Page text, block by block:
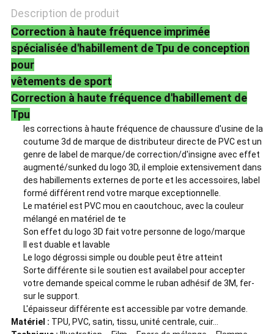
DE
CONFIDENTIALITÉ
Description de produit
Correction à haute fréquence imprimée
spécialisée d'habillement de Tpu de conception
pour
vêtements de sport
Correction à haute fréquence d'habillement de
Tpu
les corrections à haute fréquence de chaussure d'usine de la
coutume 3d de marque de distributeur directe de PVC est un
genre de label de marque/de correction/d'insigne avec effet
augmenté/sunked du logo 3D, il emploie extensivement dans
des habillements externes de porte et les accessoires, label
formé différent rend votre marque exceptionnelle.
Le matériel est PVC mou en caoutchouc, avec la couleur
mélangé en matériel de te
Son effet du logo 3D fait votre personne de logo/marque
Il est duable et lavable
Le logo dégrossi simple ou double peut être atteint
Sorte différente si le soutien est availabel pour accepter
votre demande speical comme le ruban adhésif de 3M, fer-
sur le support.
L'épaisseur différente est accessible par votre demande.
Matériel : TPU, PVC, satin, tissu, unité centrale, cuir…